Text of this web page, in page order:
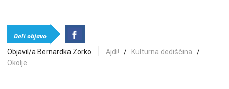
Deli objavo
Objavil/a Bernardka Zorko Ajdi! / Kulturna dediščina /
Okolje